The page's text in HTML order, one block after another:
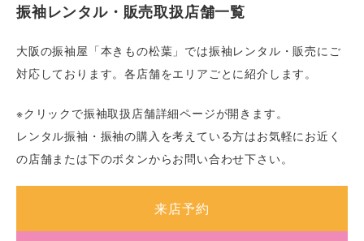
振袖レンタル・販売取扱店舗一覧
大阪の振袖屋「本きもの松葉」では振袖レンタル・販売にご
対応しております。各店舗をエリアごとに紹介します。
※クリックで振袖取扱店舗詳細ページが開きます。
レンタル振袖・振袖の購入を考えている方はお気軽にお近く
の店舗または下のボタンからお問い合わせ下さい。
来店予約